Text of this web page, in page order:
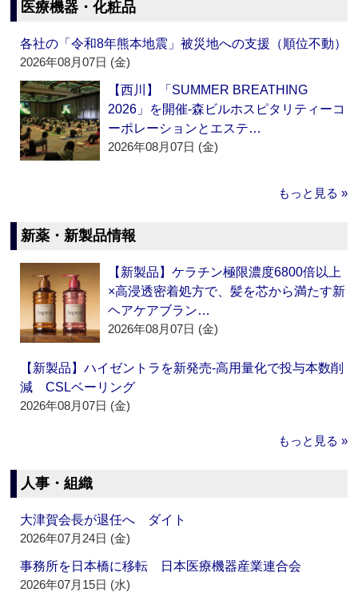
医療機器・化粧品
各社の「令和8年熊本地震」被災地への支援（順位不動）
2026年08月07日 (金)
【西川】「SUMMER BREATHING
2026」を開催‐森ビルホスピタリティーコ
ーポレーションとエステ…
2026年08月07日 (金)
もっと見る »
新薬・新製品情報
【新製品】ケラチン極限濃度6800倍以上
×高浸透密着処方で、髪を芯から満たす新
ヘアケアブラン…
2026年08月07日 (金)
【新製品】ハイゼントラを新発売‐高用量化で投与本数削
減 CSLベーリング
2026年08月07日 (金)
もっと見る »
人事・組織
大津賀会長が退任へ ダイト
2026年07月24日 (金)
事務所を日本橋に移転 日本医療機器産業連合会
2026年07月15日 (水)